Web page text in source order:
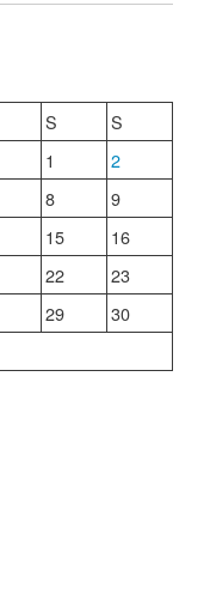
S
S
1
2
8
9
15
16
22
23
29
30